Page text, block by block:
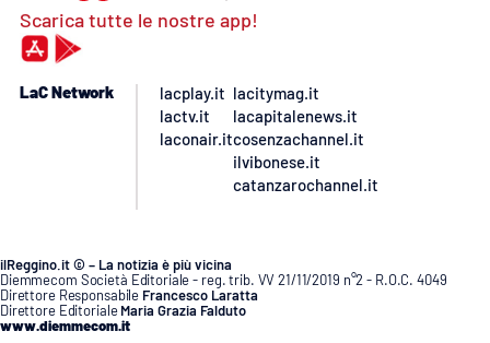
Scarica tutte le nostre app!
LaC Network
lacplay.it
lactv.it
laconair.it
lacitymag.it
lacapitalenews.it
cosenzachannel.it
ilvibonese.it
catanzarochannel.it
ilReggino.it © – La notizia è più vicina
Diemmecom Società Editoriale - reg. trib. VV 21/11/2019 n°2 - R.O.C. 4049
Direttore Responsabile Francesco Laratta
Direttore Editoriale Maria Grazia Falduto
www.diemmecom.it